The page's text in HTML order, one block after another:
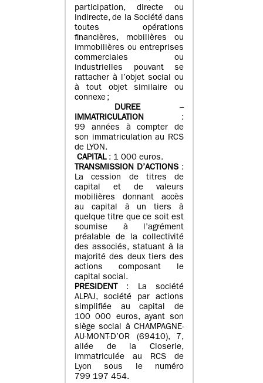
participation, directe ou
indirecte, de la Société dans
toutes opérations
financières, mobilières ou
immobilières ou entreprises
commerciales ou
industrielles pouvant se
rattacher à l’objet social ou
à tout objet similaire ou
connexe ;
DUREE–
IMMATRICULATION :
99 années à compter de
son immatriculation au RCS
de LYON.
CAPITAL: 1 000 euros.
TRANSMISSION D’ACTIONS :
La cession de titres de
capital et de valeurs
mobilières donnant accès
au capital à un tiers à
quelque titre que ce soit est
soumise à l’agrément
préalable de la collectivité
des associés, statuant à la
majorité des deux tiers des
actions composant le
capital social.
PRESIDENT
: La société
ALPAJ, société par actions
simplifiée au capital de
100 000 euros, ayant son
siège social à CHAMPAGNE-
AU-MONT-D’OR (69410), 7,
allée de la Closerie,
immatriculée au RCS de
Lyon sous le numéro
799 197 454.